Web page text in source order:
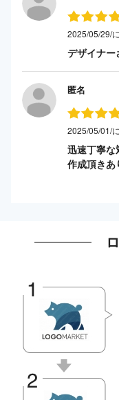
2025/05/29/
デザイナー
匿名
2025/05/01/
迅速丁寧な
作成頂きあ